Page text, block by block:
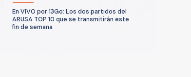
En VIVO por 13Go: Los dos partidos del
ARUSA TOP 10 que se transmitirán este
fin de semana